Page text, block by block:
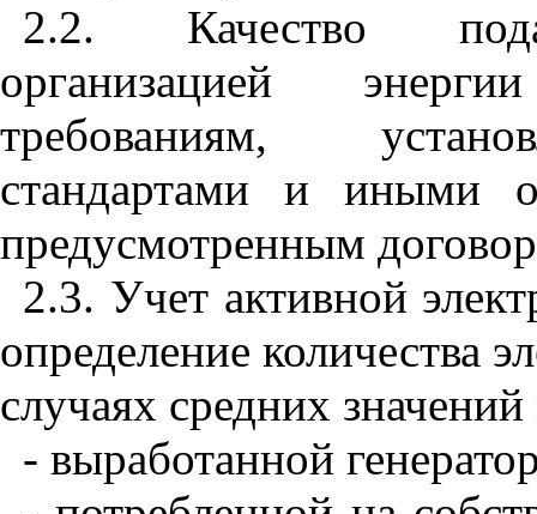
2.2. Качество
организацией
требованиям,
стандартами и иными
предусмотренным
2.3. Учет активной
определение количества
случаях средних
- выработанной